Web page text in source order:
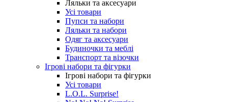
Ляльки та аксесуари
Усі товари
Пупси та набори
Ляльки та набори
Одяг та аксесуари
Будиночки та меблі
Транспорт та візочки
Ігрові набори та фігурки
Ігрові набори та фігурки
Усі товари
L.O.L. Surprise!